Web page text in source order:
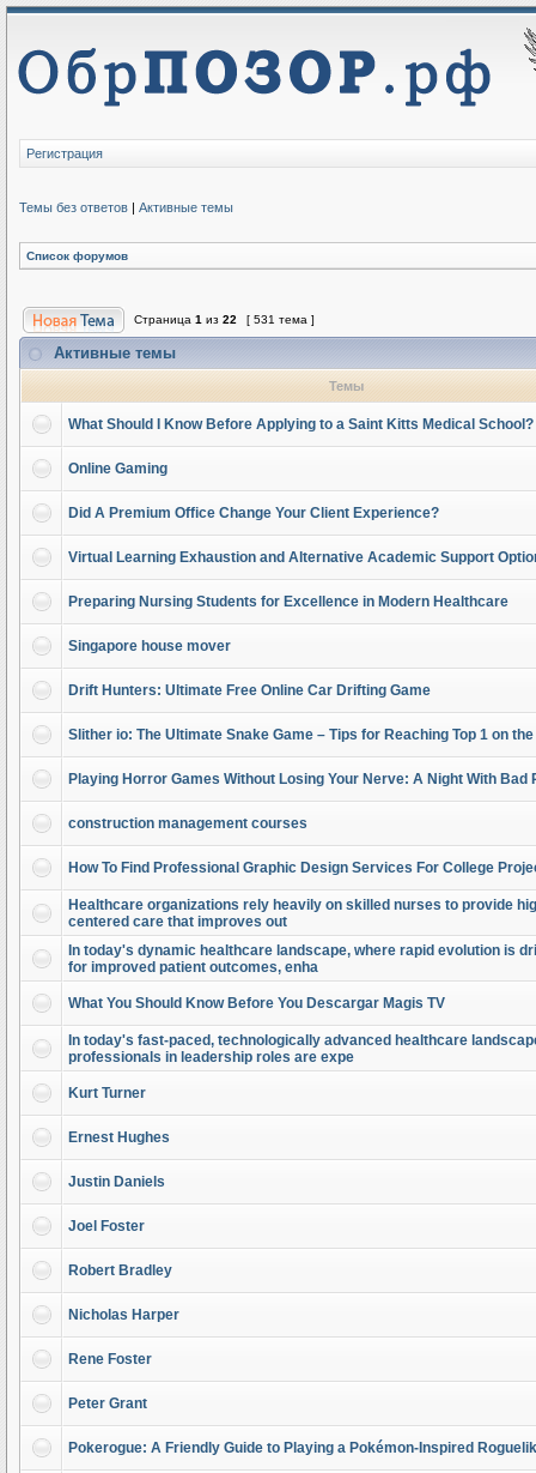
Регистрация
Темы без ответов | Активные темы
Список форумов
Страница 1 из 22 [ 531 тема ]
Активные темы
Темы
What Should I Know Before Applying to a Saint Kitts Medical School?
Online Gaming
Did A Premium Office Change Your Client Experience?
Virtual Learning Exhaustion and Alternative Academic Support
Preparing Nursing Students for Excellence in Modern Healthcare
Singapore house mover
Drift Hunters: Ultimate Free Online Car Drifting Game
Slither io: The Ultimate Snake Game – Tips for Reaching Top 1 on
Playing Horror Games Without Losing Your Nerve: A Night With Bad
construction management courses
How To Find Professional Graphic Design Services For College
Healthcare organizations rely heavily on skilled nurses to provide
centered care that improves out
In today's dynamic healthcare landscape, where rapid evolution is
for improved patient outcomes, enha
What You Should Know Before You Descargar Magis TV
In today's fast-paced, technologically advanced healthcare
professionals in leadership roles are expe
Kurt Turner
Ernest Hughes
Justin Daniels
Joel Foster
Robert Bradley
Nicholas Harper
Rene Foster
Peter Grant
Pokerogue: A Friendly Guide to Playing a Pokémon-Inspired